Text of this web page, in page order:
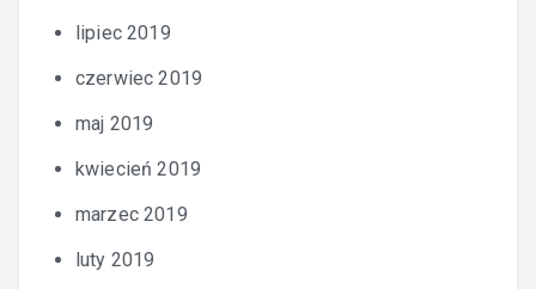
lipiec 2019
czerwiec 2019
maj 2019
kwiecień 2019
marzec 2019
luty 2019